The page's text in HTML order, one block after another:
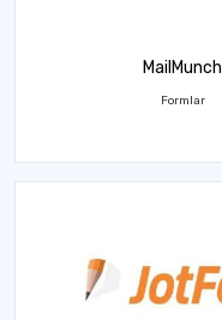
MailMunch
Formlar